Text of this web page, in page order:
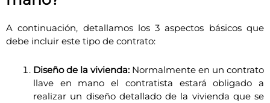
A continuación, detallamos los 3 aspectos básicos que
debe incluir este tipo de contrato:
Diseño de la vivienda: Normalmente en un contrato
llave en mano el contratista estará obligado a
realizar un diseño detallado de la vivienda que se